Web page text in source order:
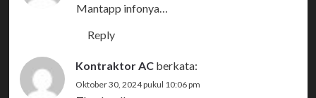
Mantapp infonya…
Reply
Kontraktor AC berkata:
Oktober 30, 2024 pukul 10:06 pm